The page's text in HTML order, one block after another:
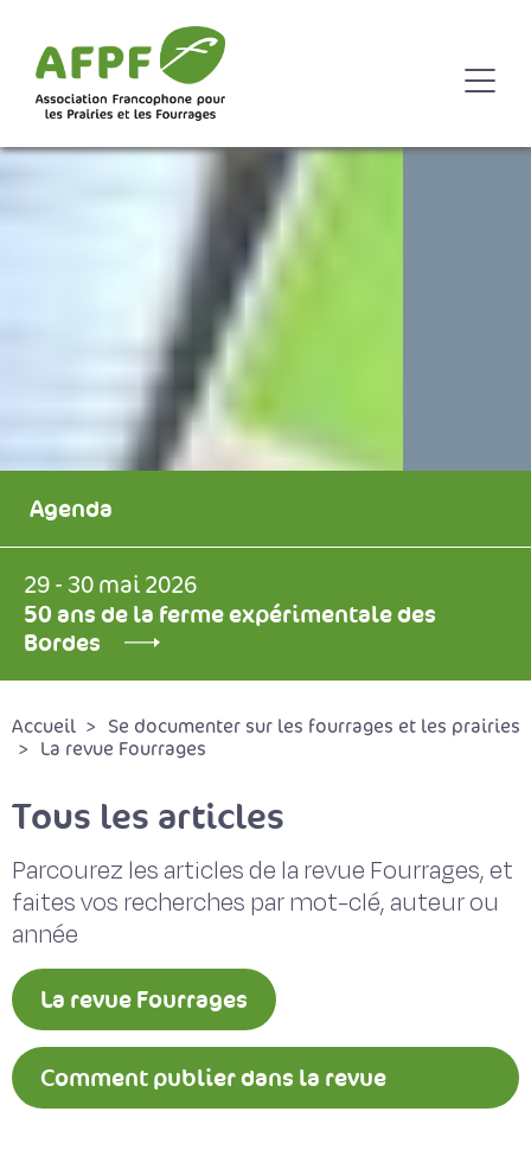
Agenda
29 - 30 mai 2026
50 ans de la ferme expérimentale des
Bordes
Accueil
Se documenter sur les fourrages et les prairies
La revue Fourrages
Tous les articles
Parcourez les articles de la revue Fourrages, et
faites vos recherches par mot-clé, auteur ou
année
La revue Fourrages
Comment publier dans la revue